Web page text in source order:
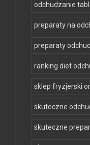
odchudzanie
preparaty na
preparaty
ranking diet
sklep fryzjerski
skuteczne
skuteczne